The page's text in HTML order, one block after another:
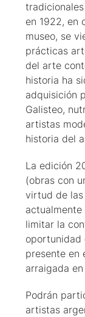
en 1922, en
museo, se
prácticas
del arte
historia ha
adquisición
Galisteo,
artistas
historia del
La edición
(obras con
virtud de las
limitar la
oportunidad
presente en
arraigada
Podrán
artistas